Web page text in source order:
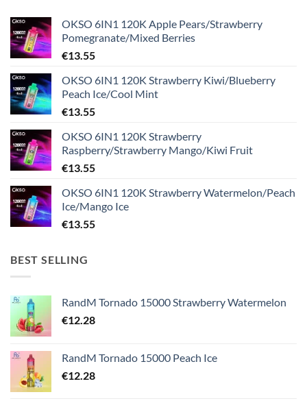
OKSO 6IN1 120K Apple Pears/Strawberry
Pomegranate/Mixed Berries
€13.55
OKSO 6IN1 120K Strawberry Kiwi/Blueberry
Peach Ice/Cool Mint
€13.55
OKSO 6IN1 120K Strawberry
Raspberry/Strawberry Mango/Kiwi Fruit
€13.55
OKSO 6IN1 120K Strawberry Watermelon/Peach
Ice/Mango Ice
€13.55
BEST SELLING
RandM Tornado 15000 Strawberry Watermelon
€12.28
RandM Tornado 15000 Peach Ice
€12.28